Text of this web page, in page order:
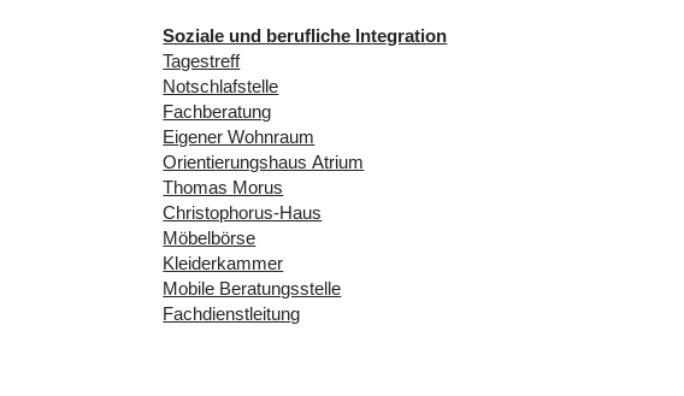
Soziale und berufliche Integration
Tagestreff
Notschlafstelle
Fachberatung
Eigener Wohnraum
Orientierungshaus Atrium
Thomas Morus
Christophorus-Haus
Möbelbörse
Kleiderkammer
Mobile Beratungsstelle
Fachdienstleitung